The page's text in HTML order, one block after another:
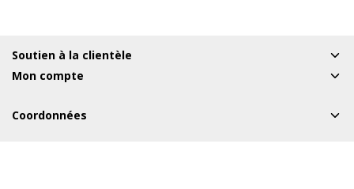
Soutien à la clientèle
Mon compte
Coordonnées